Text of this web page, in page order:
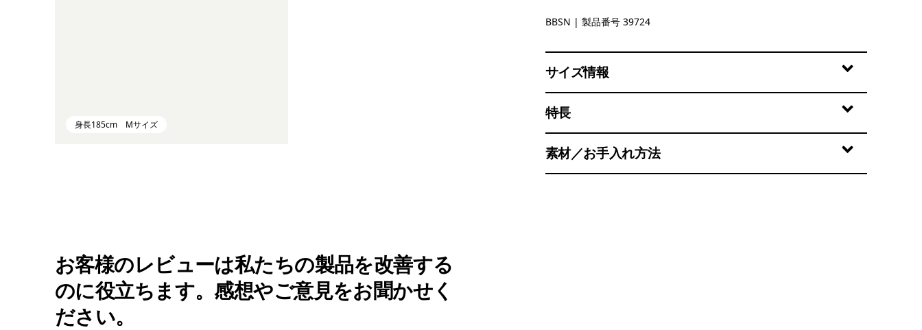
身長185cm Mサイズ
Bobcat Brown: Sunshine
BBSN | 製品番号 39724
サイズ情報
特長
素材／お手入れ方法
お客様のレビューは私たちの製品を改善する
のに役立ちます。感想やご意見をお聞かせく
ださい。